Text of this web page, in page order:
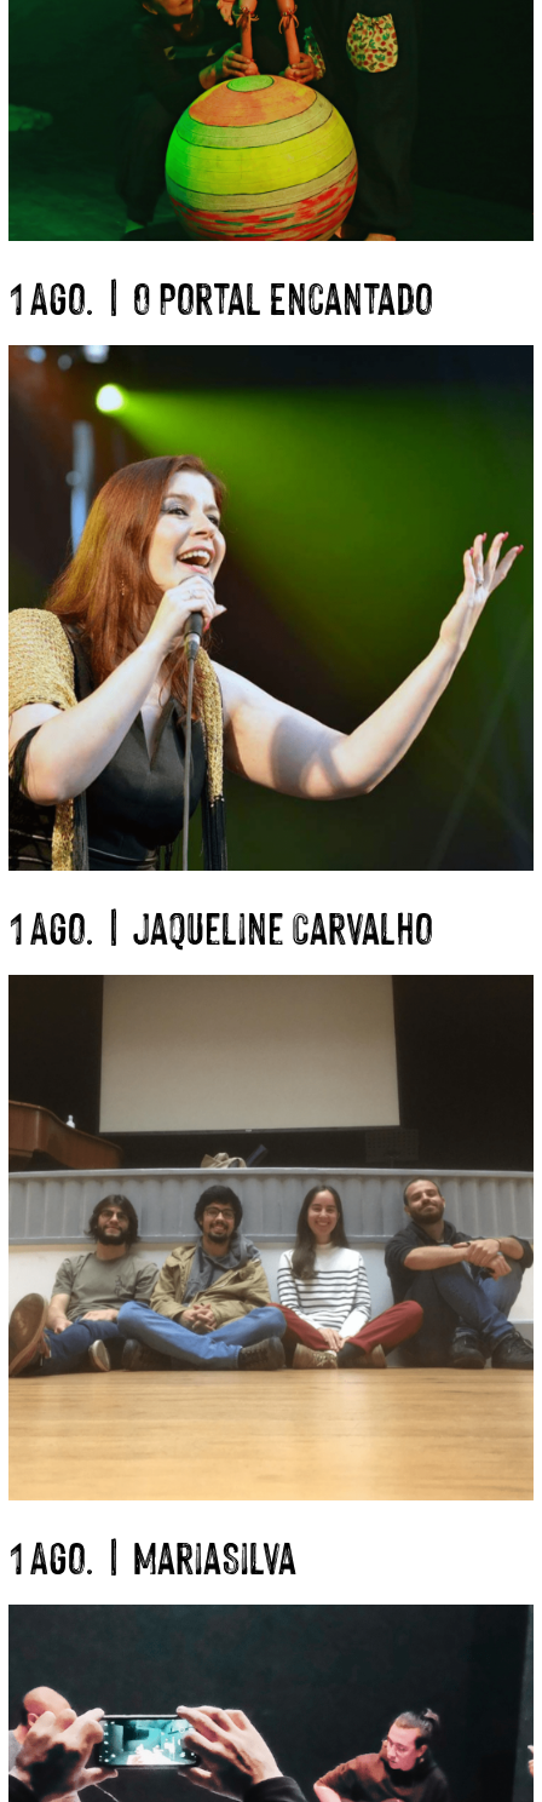
1 Ago. | O Portal Encantado
1 Ago. | Jaqueline Carvalho
1 Ago. | MariaSilva